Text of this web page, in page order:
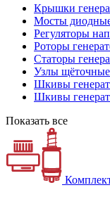
Крышки
Мосты диодные
Регуляторы
Роторы
Статоры
Узлы щёточные
Шкивы
Шкивы
Показать все